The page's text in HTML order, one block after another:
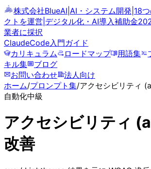
株式会社BlueAI AI・システム開発 18
クトを運営 デジタル化・AI導入補助金
業者に採択
ClaudeCode入門ガイド
カリキュラム
ロードマップ 用語集
キル集
ブログ
お問い合わせ
法人向け
ホーム/プロンプト集/アクセシビリティ
自動化中級
アクセシビリティ
改善